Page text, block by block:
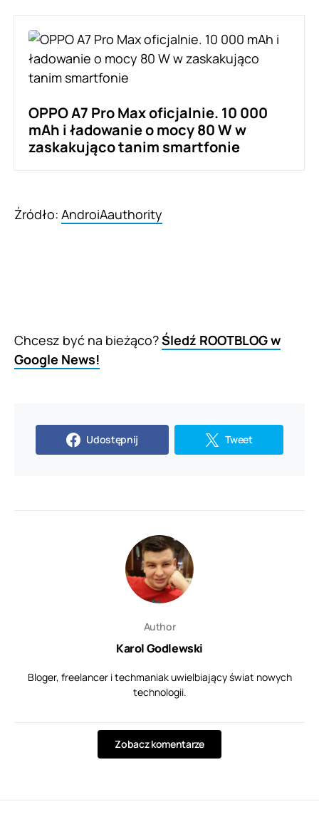
OPPO A7 Pro Max oficjalnie. 10 000
mAh i ładowanie o mocy 80 W w
zaskakująco tanim smartfonie
Źródło: AndroiAauthority
Chcesz być na bieżąco?Śledź ROOTBLOG w
Google News!
Udostępnij Tweet
Author
Karol Godlewski
Bloger, freelancer i techmaniak uwielbiający świat nowych
technologii.
Zobacz komentarze